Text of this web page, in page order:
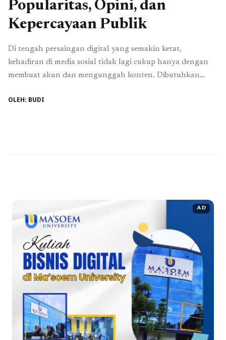
Popularitas, Opini, dan
Kepercayaan Publik
Di tengah persaingan digital yang semakin ketat,
kehadiran di media sosial tidak lagi cukup hanya dengan
membuat akun dan mengunggah konten. Dibutuhkan
yang disampaikan mampu menjangkau audiens luas serta
OLEH: BUDI
AD